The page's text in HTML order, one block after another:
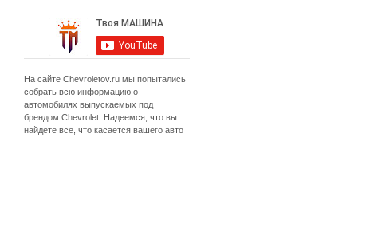
На сайте Chevroletov.ru мы попытались
собрать всю информацию о
автомобилях выпускаемых под
брендом Chevrolet. Надеемся, что вы
найдете все, что касается вашего авто